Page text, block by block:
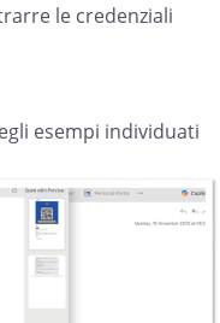
le credenziali
esempi individuati